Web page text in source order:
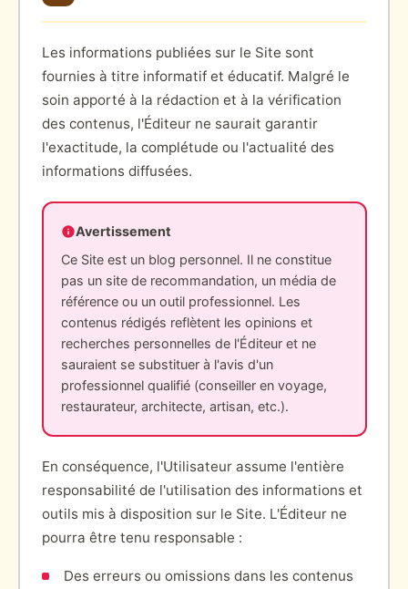
Les informations publiées sur le Site sont
fournies à titre informatif et éducatif. Malgré le
soin apporté à la rédaction et à la vérification
des contenus, l'Éditeur ne saurait garantir
l'exactitude, la complétude ou l'actualité des
informations diffusées.
Avertissement
Ce Site est un blog personnel. Il ne constitue
pas un site de recommandation, un média de
référence ou un outil professionnel. Les
contenus rédigés reflètent les opinions et
recherches personnelles de l'Éditeur et ne
sauraient se substituer à l'avis d'un
professionnel qualifié (conseiller en voyage,
restaurateur, architecte, artisan, etc.).
En conséquence, l'Utilisateur assume l'entière
responsabilité de l'utilisation des informations et
outils mis à disposition sur le Site. L'Éditeur ne
pourra être tenu responsable :
Des erreurs ou omissions dans les contenus